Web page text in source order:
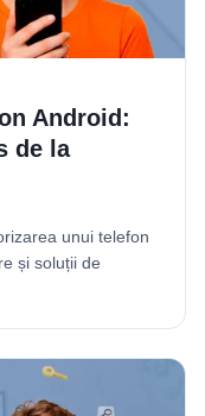
Android:
de la
unui telefon
și soluții de